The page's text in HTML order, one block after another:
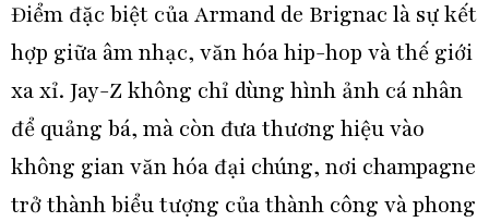
Điểm đặc biệt của Armand de Brignac là sự kết
hợp giữa âm nhạc, văn hóa hip-hop và thế giới
xa xỉ. Jay-Z không chỉ dùng hình ảnh cá nhân
để quảng bá, mà còn đưa thương hiệu vào
không gian văn hóa đại chúng, nơi champagne
trở thành biểu tượng của thành công và phong